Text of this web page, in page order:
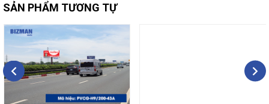
SẢN PHẨM TƯƠNG TỰ